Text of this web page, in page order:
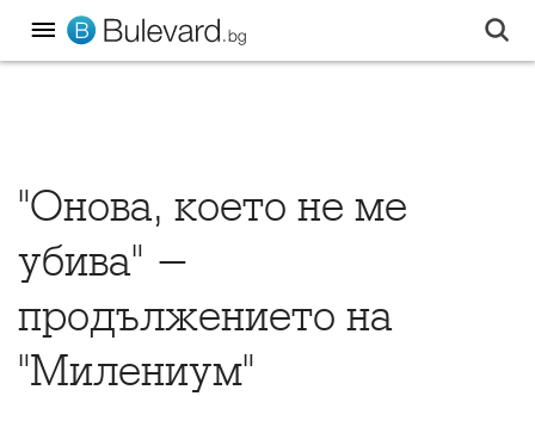
"Онова, което не ме
убива" -
продължението на
"Милениум"